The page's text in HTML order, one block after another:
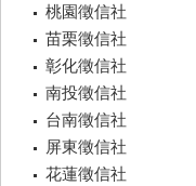
桃園徵信社
苗栗徵信社
彰化徵信社
南投徵信社
台南徵信社
屏東徵信社
花蓮徵信社